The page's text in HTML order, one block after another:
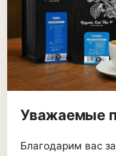
Уважаемые
Благодарим вас